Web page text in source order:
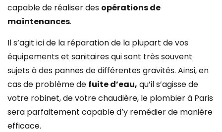
capable de réaliser des opérations de
maintenances.
Il s’agit ici de la réparation de la plupart de vos
équipements et sanitaires qui sont très souvent
sujets à des pannes de différentes gravités. Ainsi, en
cas de problème de fuite d’eau, qu’il s’agisse de
votre robinet, de votre chaudière, le plombier à Paris
sera parfaitement capable d’y remédier de manière
efficace.